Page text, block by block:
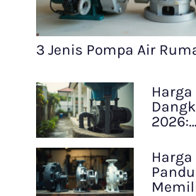
3 Jenis Pompa Air
2026:…